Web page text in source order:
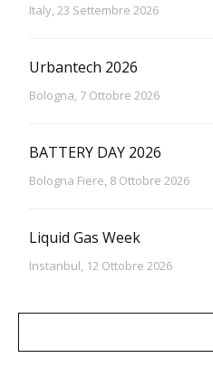
Italy, 23 Settembre 2026
Urbantech 2026
Bologna, 7 Ottobre 2026
BATTERY DAY 2026
Bologna Fiere, 8 Ottobre 2026
Liquid Gas Week
Instanbul, 12 Ottobre 2026